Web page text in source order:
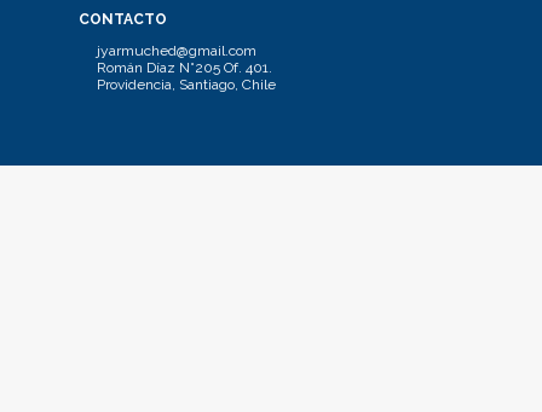
CONTACTO
jyarmuched@gmail.com
Román Díaz N°205 Of. 401.
Providencia, Santiago, Chile